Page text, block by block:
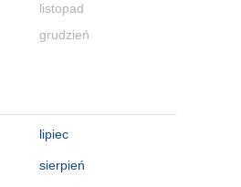
listopad
grudzień
lipiec
sierpień